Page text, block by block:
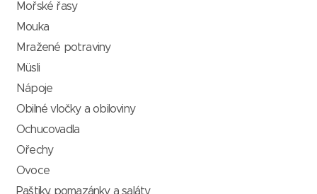
Mořské řasy
Mouka
Mražené potraviny
Müsli
Nápoje
Obilné vločky a obiloviny
Ochucovadla
Ořechy
Ovoce
Paštiky, pomazánky a saláty